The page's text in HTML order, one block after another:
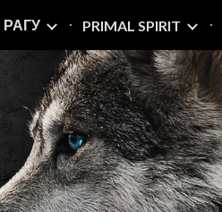
РАГУ PRIMAL SPIRIT